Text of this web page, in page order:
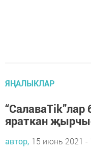
ЯҢАЛЫКЛАР
“СалаваTik”лар
яраткан
автор, 15 июнь 2021 -